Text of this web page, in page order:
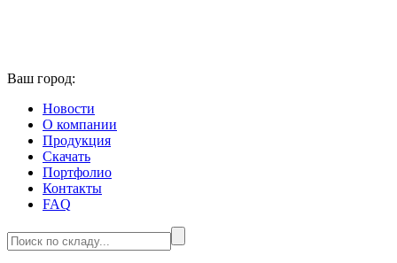
Ваш город:
Новости
О компании
Продукция
Скачать
Портфолио
Контакты
FAQ